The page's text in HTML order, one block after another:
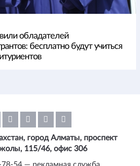
обладателей
бесплатно будут учиться
город Алматы, проспект
115/46, офис 306